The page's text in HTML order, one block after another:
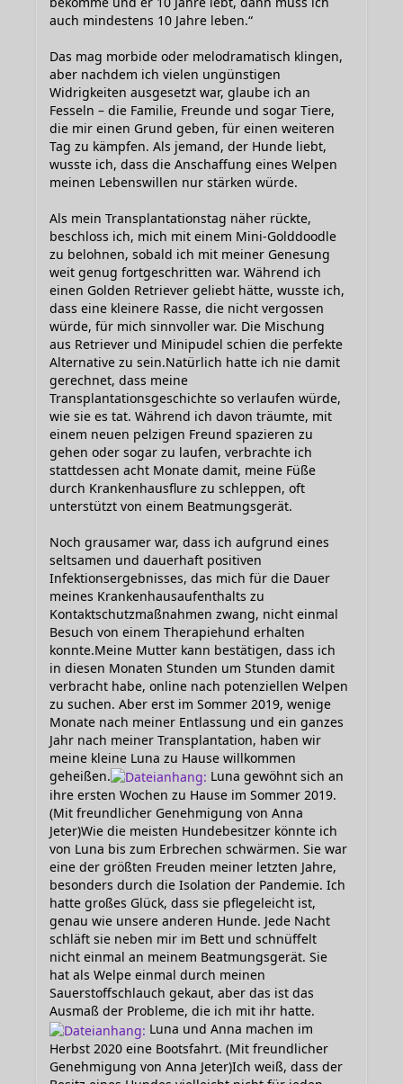
auch mindestens 10 Jahre leben.“
Das mag morbide oder melodramatisch klingen,
aber nachdem ich vielen ungünstigen
Widrigkeiten ausgesetzt war, glaube ich an
Fesseln – die Familie, Freunde und sogar Tiere,
die mir einen Grund geben, für einen weiteren
Tag zu kämpfen. Als jemand, der Hunde liebt,
wusste ich, dass die Anschaffung eines Welpen
meinen Lebenswillen nur stärken würde.
Als mein Transplantationstag näher rückte,
beschloss ich, mich mit einem Mini-Golddoodle
zu belohnen, sobald ich mit meiner Genesung
weit genug fortgeschritten war. Während ich
einen Golden Retriever geliebt hätte, wusste ich,
dass eine kleinere Rasse, die nicht vergossen
würde, für mich sinnvoller war. Die Mischung
aus Retriever und Minipudel schien die perfekte
Alternative zu sein.Natürlich hatte ich nie damit
gerechnet, dass meine
Transplantationsgeschichte so verlaufen würde,
wie sie es tat. Während ich davon träumte, mit
einem neuen pelzigen Freund spazieren zu
gehen oder sogar zu laufen, verbrachte ich
stattdessen acht Monate damit, meine Füße
durch Krankenhausflure zu schleppen, oft
unterstützt von einem Beatmungsgerät.
Noch grausamer war, dass ich aufgrund eines
seltsamen und dauerhaft positiven
Infektionsergebnisses, das mich für die Dauer
meines Krankenhausaufenthalts zu
Kontaktschutzmaßnahmen zwang, nicht einmal
Besuch von einem Therapiehund erhalten
konnte.Meine Mutter kann bestätigen, dass ich
in diesen Monaten Stunden um Stunden damit
verbracht habe, online nach potenziellen Welpen
zu suchen. Aber erst im Sommer 2019, wenige
Monate nach meiner Entlassung und ein ganzes
Jahr nach meiner Transplantation, haben wir
meine kleine Luna zu Hause willkommen
geheißen.
Luna gewöhnt sich an
ihre ersten Wochen zu Hause im Sommer 2019.
(Mit freundlicher Genehmigung von Anna
Jeter)Wie die meisten Hundebesitzer könnte ich
von Luna bis zum Erbrechen schwärmen. Sie war
eine der größten Freuden meiner letzten Jahre,
besonders durch die Isolation der Pandemie. Ich
hatte großes Glück, dass sie pflegeleicht ist,
genau wie unsere anderen Hunde. Jede Nacht
schläft sie neben mir im Bett und schnüffelt
nicht einmal an meinem Beatmungsgerät. Sie
hat als Welpe einmal durch meinen
Sauerstoffschlauch gekaut, aber das ist das
Ausmaß der Probleme, die ich mit ihr hatte.
Luna und Anna machen im
Herbst 2020 eine Bootsfahrt. (Mit freundlicher
Genehmigung von Anna Jeter)Ich weiß, dass der